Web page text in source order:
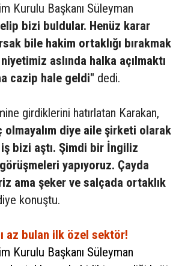
Kurulu Başkanı Süleyman
bizi buldular. Henüz karar
bile hakim ortaklığı bırakmak
aslında halka açılmaktı
cazip hale geldi" dedi.
girdiklerini hatırlatan Karakan,
olmayalım diye aile şirketi olarak
bizi aştı. Şimdi bir İngiliz
yapıyoruz. Çayda
ama şeker ve salçada ortaklık
konuştu.
az bulan ilk özel sektör!
Kurulu Başkanı Süleyman